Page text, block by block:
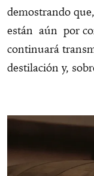
demostrando
están aún por
continuará
destilación y,